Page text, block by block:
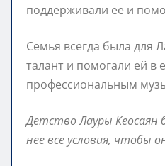
поддерживали ее и
Семья всегда была для
талант и помогали ей в
профессиональным
Детство Лауры Кеосаян
нее все условия, чтобы